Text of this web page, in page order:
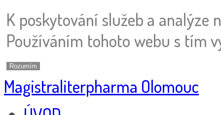
K poskytování služeb a analýze
Používáním tohoto webu s tím
Rozumím
Magistraliterpharma Olomouc